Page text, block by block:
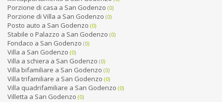
Porzione di casa a San Godenzo (0)
Porzione di Villa a San Godenzo (0)
Posto auto a San Godenzo (0)
Stabile o Palazzo a San Godenzo (0)
Fondaco a San Godenzo (0)
Villa a San Godenzo (0)
Villa a schiera a San Godenzo (0)
Villa bifamiliare a San Godenzo (0)
Villa trifamiliare a San Godenzo (0)
Villa quadrifamiliare a San Godenzo (0)
Villetta a San Godenzo (0)